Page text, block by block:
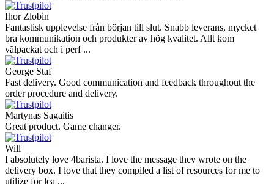
Ihor Zlobin
Fantastisk upplevelse från början till slut. Snabb leverans, mycket
bra kommunikation och produkter av hög kvalitet. Allt kom
välpackat och i perf ...
George Staf
Fast delivery. Good communication and feedback throughout the
order procedure and delivery.
Martynas Sagaitis
Great product. Game changer.
Will
I absolutely love 4barista. I love the message they wrote on the
delivery box. I love that they compiled a list of resources for me to
utilize for lea ...